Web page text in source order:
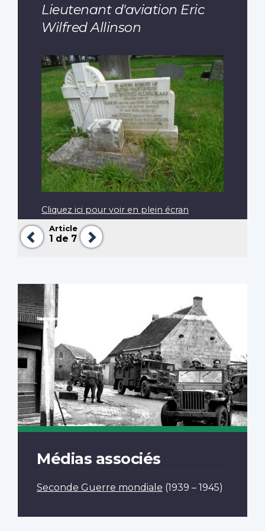
Précédent
Article
1 de 7
Suivant
Lieutenant d'aviation Eric
Wilfred Allinson
Cliquez ici pour voir en plein écran
Médias associés
Seconde Guerre mondiale (1939 – 1945)